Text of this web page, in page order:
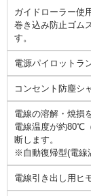
ガイドローラー使
巻き込み防止ゴム
す。
電源パイロットラ
コンセント防塵シ
電線の溶解・焼損
電線温度が約80℃
断します。
※自動復帰型(電線
電線引き出し用ヒ